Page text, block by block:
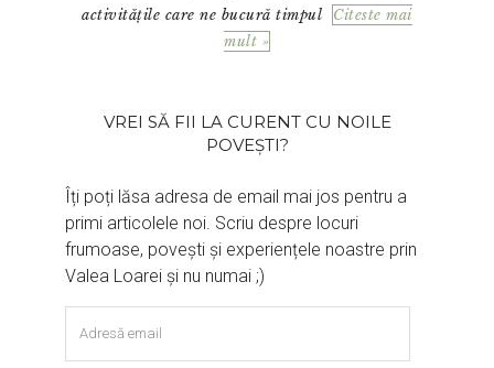
activitățile care ne bucură timpul
Citeste mai
mult »
VREI SĂ FII LA CURENT CU NOILE
POVEȘTI?
Îți poți lăsa adresa de email mai jos pentru a
primi articolele noi. Scriu despre locuri
frumoase, povești și experiențele noastre prin
Valea Loarei și nu numai ;)
email